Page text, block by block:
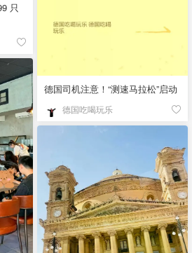
只
德国司机注意！“测速马拉松”启动
德国吃喝玩乐